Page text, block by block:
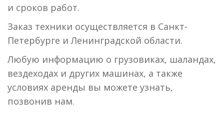
и сроков работ.
Заказ техники осуществляется в Санкт-
Петербурге и Ленинградской области.
Любую информацию о грузовиках, шаландах,
вездеходах и других машинах, а также
условиях аренды вы можете узнать,
позвонив нам.